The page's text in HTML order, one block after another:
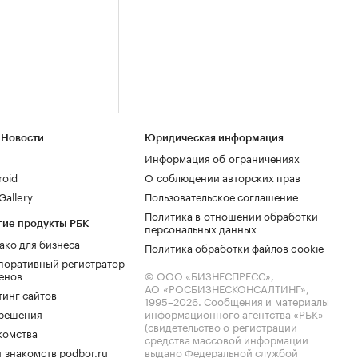
продукты РБК
для бизнеса
регистратор
сайтов
знакомств podbor.ru
Юридическая информация
Информация об ограничениях
О соблюдении авторских прав
Пользовательское соглашение
Политика в отношении обработки
персональных данных
Политика обработки файлов cookie
© ООО «БИЗНЕСПРЕСС»,
АО «РОСБИЗНЕСКОНСАЛТИНГ»,
1995–2026. Сообщения и материалы
информационного агентства «РБК»
(свидетельство о регистрации
средства массовой информации
выдано Федеральной службой